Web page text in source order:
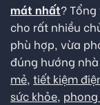
mát nhất?
cho rất nhiều
phù hợp, vừa
đúng hướng
mẻ, tiết kiệm
sức khỏe,